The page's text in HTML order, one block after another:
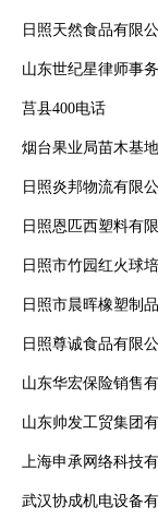
日照天然食品有限
山东世纪星律师事
莒县400电话
烟台果业局苗木基地
日照炎邦物流有限
日照恩匹西塑料有
日照市竹园红火球
日照市晨晖橡塑制
日照尊诚食品有限
山东华宏保险销售
山东帅发工贸集团
上海申承网络科技
武汉协成机电设备